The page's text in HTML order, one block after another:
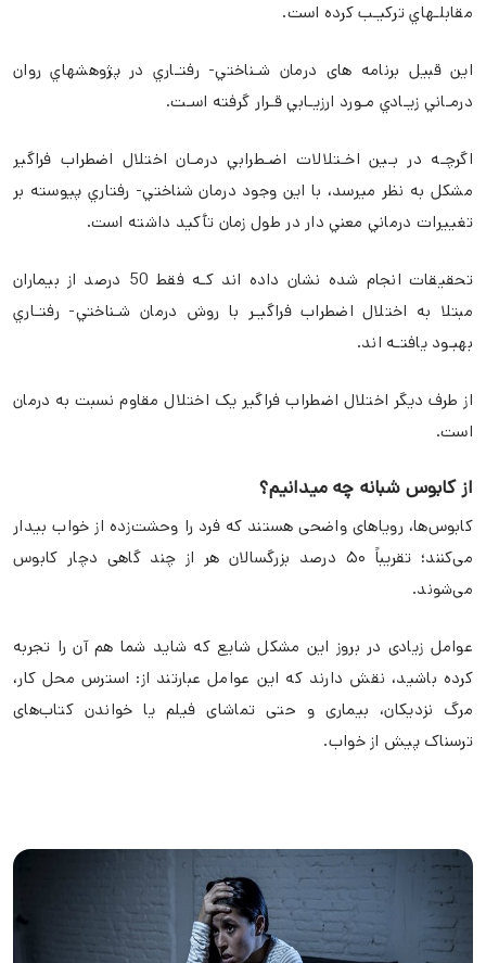
مقابلـهاي تركيـب كرده است.
اين قبيل برنامه های درمان شـناختي- رفتـاري در پژوهشهاي روان
درمـاني زيـادي مـورد ارزيـابي قـرار گرفته اسـت.
اگرچـه در بـين اخـتلالات اضـطرابي درمـان اختلال اضطراب فراگير
مشكل به نظر ميرسد، با اين وجود درمان شناختي- رفتاري پيوسته بر
تغييرات درماني معني دار در طول زمان تأكيد داشته است.
تحقیقات انجام شده نشان داده اند كـه فقط 50 درصد از بيماران
مبتلا به اختلال اضطراب فراگيـر با روش درمان شـناختي- رفتـاري
بهبـود يافتـه اند.
از طرف دیگر اختلال اضطراب فراگیر یک اختلال مقاوم نسبت به درمان
است.
از کابوس شبانه چه میدانیم؟
کابوس‌ها، رویا‌های واضحی هستند که فرد را وحشت‌زده از خواب بیدار
می‌کنند؛ تقریباً ۵۰ درصد بزرگسالان هر از چند گاهی دچار کابوس
می‌شوند.
عوامل زیادی در بروز این مشکل شایع که شاید شما هم آن را تجربه
کرده باشید، نقش دارند که این عوامل عبارتند از: استرس محل کار،
مرگ نزدیکان، بیماری و حتی تماشای فیلم یا خواندن کتاب‌های
ترسناک پیش از خواب.